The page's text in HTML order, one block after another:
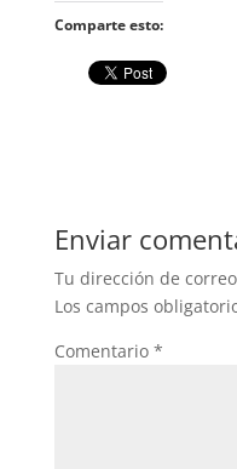
Comparte esto:
Enviar
Tu dirección de
Los campos
Comentario *